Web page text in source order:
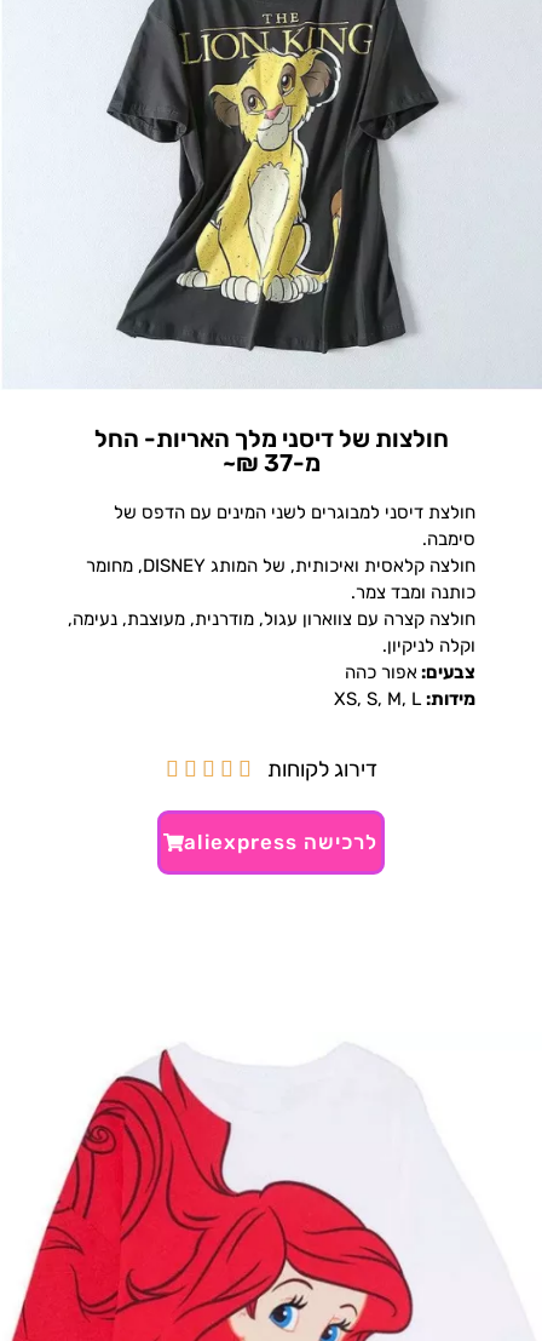
חולצות של דיסני מלך האריות- החל
מ-37 ₪~
חולצת דיסני למבוגרים לשני המינים עם הדפס של
סימבה.
חולצה קלאסית ואיכותית, של המותג DISNEY, מחומר
כותנה ומבד צמר.
חולצה קצרה עם צווארון עגול, מודרנית, מעוצבת, נעימה,
וקלה לניקיון.
צבעים: אפור כהה
מידות:XS, S, M, L
דירוג לקוחות 




לרכישה aliexpress